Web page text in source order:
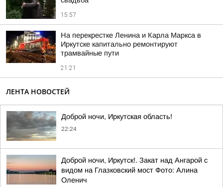
15:57
На перекрестке Ленина и Карла Маркса в
Иркутске капитально ремонтируют
трамвайные пути
21:21
ЛЕНТА НОВОСТЕЙ
Доброй ночи, Иркутская область!
22:24
Доброй ночи, Иркутск!. Закат над Ангарой с
видом на Глазковский мост Фото: Алина
Оленич